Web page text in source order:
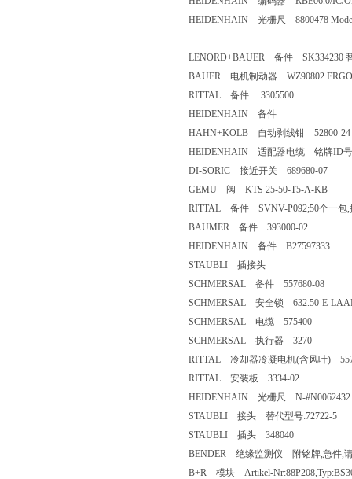
HEIDENHAIN 光栅尺 8800478
LENORD+BAUER 备件 SK334230
BAUER 电机制动器 WZ90802
RITTAL 备件 3305500
HEIDENHAIN 备件
HAHN+KOLB 自动剥线钳 52800-24
HEIDENHAIN 适配器电缆 铭牌ID号
DI-SORIC 接近开关 689680-07
GEMU 阀 KTS 25-50-T5-A-KB
RITTAL 备件 SVNV-P092;50个一包,
BAUMER 备件 393000-02
HEIDENHAIN 备件 B27597333
STAUBLI 插接头
SCHMERSAL 备件 557680-08
SCHMERSAL 安全锁 632.50-E-
SCHMERSAL 电缆 575400
SCHMERSAL 执行器 3270
RITTAL 冷却器冷凝电机(含风叶)
RITTAL 安装板 3334-02
HEIDENHAIN 光栅尺 N-#N0062432
STAUBLI 接头 替代型号:72722-5
STAUBLI 插头 348040
BENDER 绝缘监测仪 附铭牌,急件,
B+R 模块 Artikel-